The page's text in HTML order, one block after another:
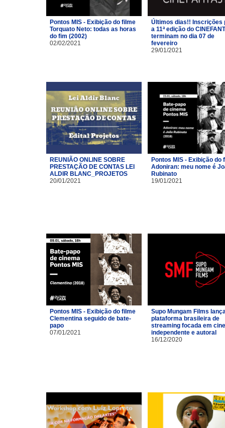
Pontos MIS - Exibição do filme
Torquato Neto: todas as horas
do fim (2002)
02/02/2021
Últimos dias!! Inscrições
a 11ª edição do
terminam no dia 07 de
fevereiro
29/01/2021
REUNIÃO ONLINE SOBRE
PRESTAÇÃO DE CONTAS LEI
ALDIR BLANC_PROJETOS
20/01/2021
Pontos MIS - Exibição do
Adoniran: meu nome é
Rubinato
19/01/2021
Pontos MIS - Exibição do filme
Clementina seguido de bate-
papo
07/01/2021
Supo Mungam Films
plataforma brasileira de
streaming focada em
independente e autoral
16/12/2020